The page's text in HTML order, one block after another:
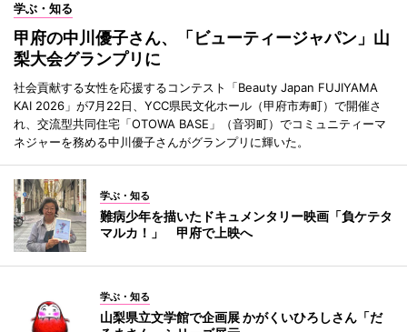
学ぶ・知る
甲府の中川優子さん、「ビューティージャパン」山
梨大会グランプリに
社会貢献する女性を応援するコンテスト「Beauty Japan FUJIYAMA
KAI 2026」が7月22日、YCC県民文化ホール（甲府市寿町）で開催さ
れ、交流型共同住宅「OTOWA BASE」（音羽町）でコミュニティーマ
ネジャーを務める中川優子さんがグランプリに輝いた。
学ぶ・知る
難病少年を描いたドキュメンタリー映画「負ケテタ
マルカ！」 甲府で上映へ
学ぶ・知る
山梨県立文学館で企画展 かがくいひろしさん「だ